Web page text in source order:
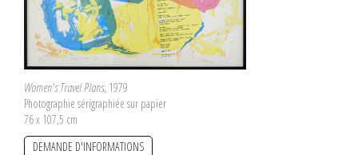
Women's Travel Plans, 1979
Photographie sérigraphiée sur papier
76 x 107,5 cm
DEMANDE D'INFORMATIONS